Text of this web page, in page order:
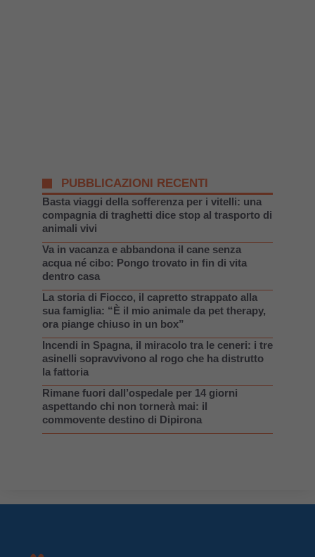
PUBBLICAZIONI RECENTI
Basta viaggi della sofferenza per i vitelli: una
compagnia di traghetti dice stop al trasporto di
animali vivi
Va in vacanza e abbandona il cane senza
acqua né cibo: Pongo trovato in fin di vita
dentro casa
La storia di Fiocco, il capretto strappato alla
sua famiglia: “È il mio animale da pet therapy,
ora piange chiuso in un box”
Incendi in Spagna, il miracolo tra le ceneri: i tre
asinelli sopravvivono al rogo che ha distrutto
la fattoria
Rimane fuori dall’ospedale per 14 giorni
aspettando chi non tornerà mai: il
commovente destino di Dipirona